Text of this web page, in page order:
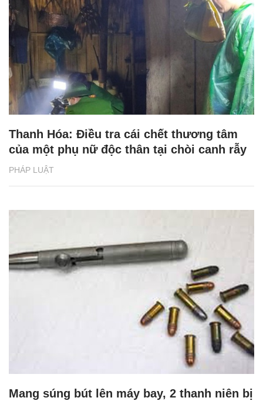
PHÁP LUẬT
Thanh Hóa: Điều tra cái chết thương tâm
của một phụ nữ độc thân tại chòi canh rẫy
Mang súng bút lên máy bay, 2 thanh niên bị